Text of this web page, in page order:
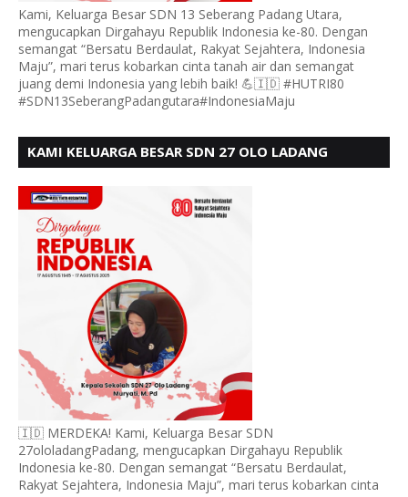
Kami, Keluarga Besar SDN 13 Seberang Padang Utara,
mengucapkan Dirgahayu Republik Indonesia ke-80. Dengan
semangat “Bersatu Berdaulat, Rakyat Sejahtera, Indonesia
Maju”, mari terus kobarkan cinta tanah air dan semangat
juang demi Indonesia yang lebih baik! 💪🇮🇩 #HUTRI80
#SDN13SeberangPadangutara#IndonesiaMaju
KAMI KELUARGA BESAR SDN 27 OLO LADANG
🇮🇩 MERDEKA! Kami, Keluarga Besar SDN
27ololadangPadang, mengucapkan Dirgahayu Republik
Indonesia ke-80. Dengan semangat “Bersatu Berdaulat,
Rakyat Sejahtera, Indonesia Maju”, mari terus kobarkan cinta